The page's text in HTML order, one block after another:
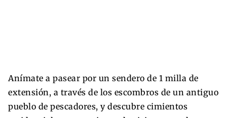
Anímate a pasear por un sendero de 1 milla de
extensión, a través de los escombros de un antiguo
pueblo de pescadores, y descubre cimientos